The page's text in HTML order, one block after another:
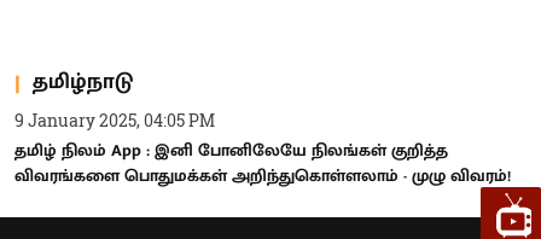
தமிழ்நாடு
9 January 2025, 04:05 PM
தமிழ் நிலம் App : இனி போனிலேயே நிலங்கள் குறித்த
விவரங்களை பொதுமக்கள் அறிந்துகொள்ளலாம் - முழு விவரம்!